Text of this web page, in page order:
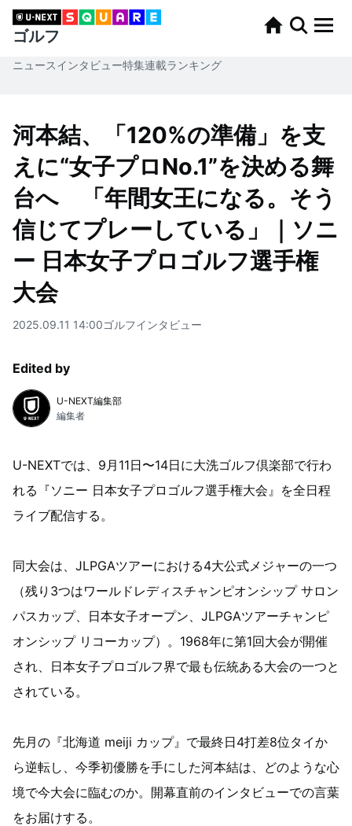
ゴルフ
ニュースインタビュー特集連載ランキング
河本結、「120%の準備」を支
えに“女子プロNo.1”を決める舞
台へ 「年間女王になる。そう
信じてプレーしている」｜ソニ
ー 日本女子プロゴルフ選手権
大会
2025.09.11 14:00ゴルフインタビュー
Edited by
U-NEXT編集部
編集者
U-NEXTでは、9月11日〜14日に大洗ゴルフ倶楽部で行わ
れる『ソニー 日本女子プロゴルフ選手権大会』を全日程
ライブ配信する。
同大会は、JLPGAツアーにおける4大公式メジャーの一つ
（残り3つはワールドレディスチャンピオンシップ サロン
パスカップ、日本女子オープン、JLPGAツアーチャンピ
オンシップ リコーカップ）。1968年に第1回大会が開催
され、日本女子プロゴルフ界で最も伝統ある大会の一つと
されている。
先月の『北海道 meiji カップ』で最終日4打差8位タイか
ら逆転し、今季初優勝を手にした河本結は、どのような心
境で今大会に臨むのか。開幕直前のインタビューでの言葉
をお届けする。